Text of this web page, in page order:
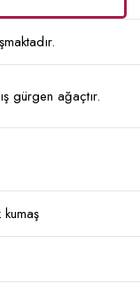
gürgen ağaçtır.